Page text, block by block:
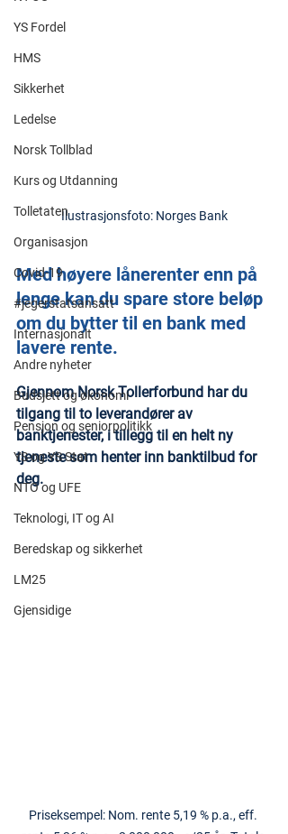
YS Fordel
HMS
Sikkerhet
Ledelse
Norsk Tollblad
Kurs og Utdanning
Tolletaten
Organisasjon
Covid-19
#jegerstatsansatt
Internasjonalt
Andre nyheter
Budsjett og økonomi
Pensjon og seniorpolitikk
YS og YS Stat
NTO og UFE
Teknologi, IT og AI
Beredskap og sikkerhet
LM25
Gjensidige
Ilustrasjonsfoto: Norges Bank
Med høyere lånerenter enn på
lenge kan du spare store beløp
om du bytter til en bank med
lavere rente.
Gjennom Norsk Tollerforbund har du
tilgang til to leverandører av
banktjenester, i tillegg til en helt ny
tjeneste som henter inn banktilbud for
deg.
Priseksempel: Nom. rente 5,19 % p.a., eff.